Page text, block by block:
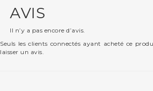
AVIS
Il n’y a pas encore d’avis.
Seuls les clients connectés ayant acheté ce
laisser un avis.